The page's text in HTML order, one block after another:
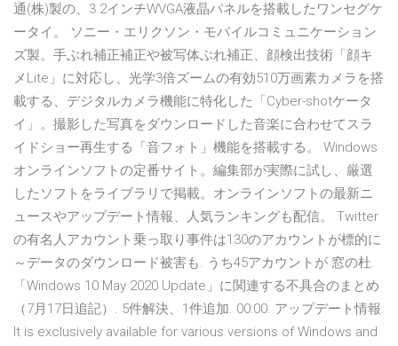
通(株)製の、3.2インチWVGA液晶パネルを搭載したワンセグケ
ータイ。 ソニー・エリクソン・モバイルコミュニケーション
ズ製。手ぶれ補正補正や被写体ぶれ補正、顔検出技術「顔キ
メLite」に対応し、光学3倍ズームの有効510万画素カメラを搭
載する、デジタルカメラ機能に特化した「Cyber-shotケータ
イ」。撮影した写真をダウンロードした音楽に合わせてスラ
イドショー再生する「音フォト」機能を搭載する。 Windows
オンラインソフトの定番サイト。編集部が実際に試し、厳選
したソフトをライブラリで掲載。オンラインソフトの最新ニ
ュースやアップデート情報、人気ランキングも配信。 Twitter
の有名人アカウント乗っ取り事件は130のアカウントが標的に
～データのダウンロード被害も. うち45アカウントが 窓の杜.
「Windows 10 May 2020 Update」に関連する不具合のまとめ
（7月17日追記）. 5件解決、1件追加. 00:00. アップデート情報.
It is exclusively available for various versions of Windows and